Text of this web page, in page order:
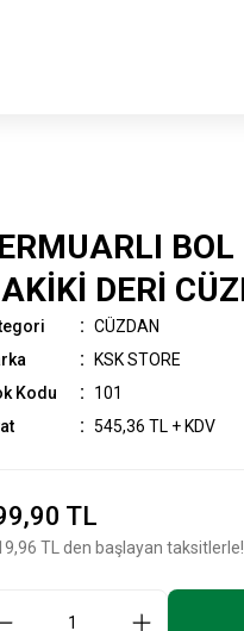
DERİ
CÜZDAN
KSK STORE
Kodu
101
545,36 TL + KDV
TL
TL den başlayan taksitlerle!